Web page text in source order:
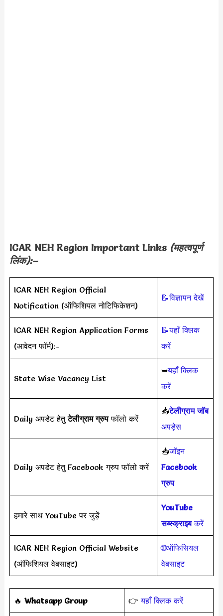
ICAR NEH Region Important Links (महत्वपूर्ण
लिंक):–
ICAR NEH Region Official
Notification (ऑफिशियल नोटिफिकेशन)
📝विज्ञापन देखें
ICAR NEH Region Application Forms
(आवेदन फॉर्म):-
📝यहाँ क्लिक
करें
State Wise Vacancy List
➥यहाँ क्लिक
करें
Daily अपडेट हेतुटेलीग्राम ग्रुपफॉलो करें
📥टेलीग्राम जॉब
अपड़ेस
Daily अपडेट हेतु Facebook ग्रुप फॉलो करें
📥जॉइन
Facebook
ग्रुप
हमारे साथ YouTube पर जुड़ें
YouTube
सब्स्क्राइबकरें
ICAR NEH Region Official Website
(ऑफिशियल वेबसाइट)
🌐ऑफिसियल
वेबसाइट
‎️‍🔥 Whatsapp Group 👉यहाँ क्लिक करें